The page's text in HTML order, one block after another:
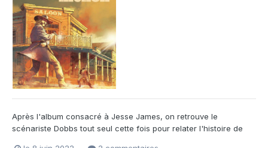
Après l'album consacré à Jesse James, on retrouve le
scénariste Dobbs tout seul cette fois pour relater l'histoire de